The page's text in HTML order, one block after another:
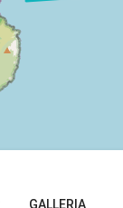
GALLERIA